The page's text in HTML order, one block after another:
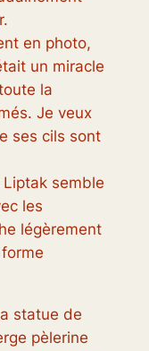
en photo,
un miracle
la
Je veux
ses cils sont
semble
les
légèrement
statue de
pèlerine